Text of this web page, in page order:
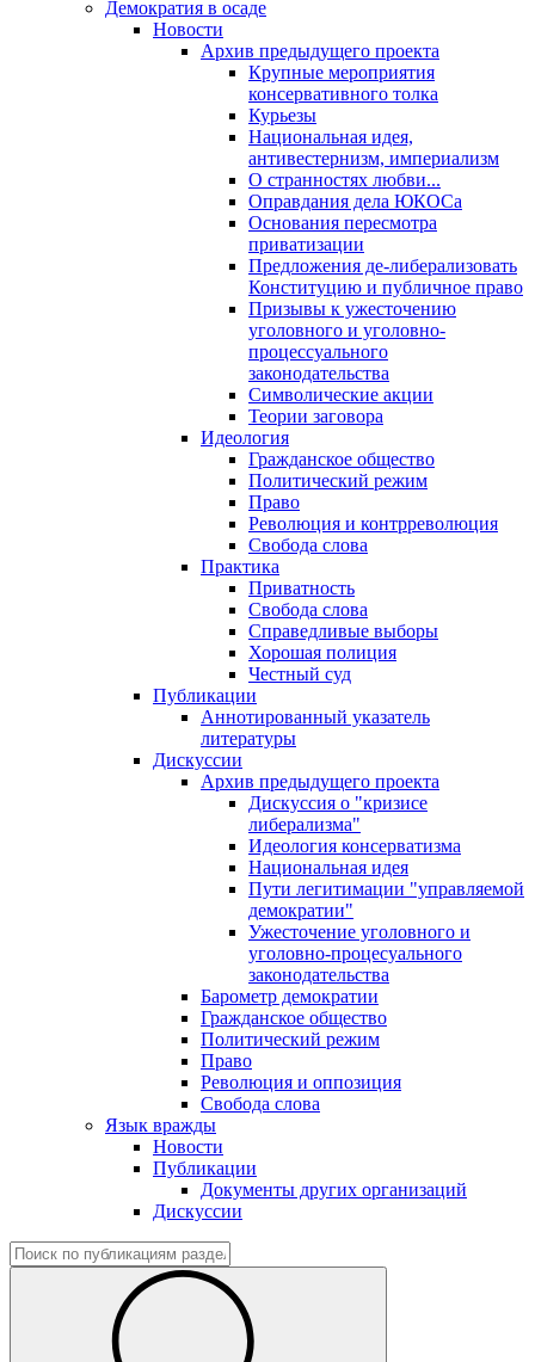
Демократия в осаде
Новости
Архив предыдущего проекта
Крупные мероприятия
консервативного толка
Курьезы
Национальная идея,
антивестернизм, империализм
О странностях любви...
Оправдания дела ЮКОСа
Основания пересмотра
приватизации
Предложения де-либерализовать
Конституцию и публичное право
Призывы к ужесточению
уголовного и уголовно-
процессуального
законодательства
Символические акции
Теории заговора
Идеология
Гражданское общество
Политический режим
Право
Революция и контрреволюция
Свобода слова
Практика
Приватность
Свобода слова
Справедливые выборы
Хорошая полиция
Честный суд
Публикации
Аннотированный указатель
литературы
Дискуссии
Архив предыдущего проекта
Дискуссия о "кризисе
либерализма"
Идеология консерватизма
Национальная идея
Пути легитимации "управляемой
демократии"
Ужесточение уголовного и
уголовно-процесуального
законодательства
Барометр демократии
Гражданское общество
Политический режим
Право
Революция и оппозиция
Свобода слова
Язык вражды
Новости
Публикации
Документы других организаций
Дискуссии